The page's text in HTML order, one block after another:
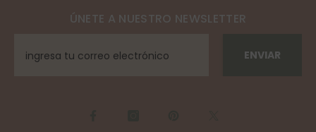
ÚNETE A NUESTRO NEWSLETTER
ENVIAR